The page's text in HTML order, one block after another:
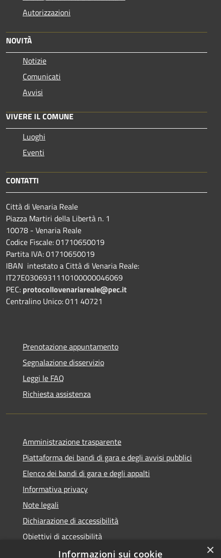
Autorizzazioni
NOVITÀ
Notizie
Comunicati
Avvisi
VIVERE IL COMUNE
Luoghi
Eventi
CONTATTI
Città di Venaria Reale
Piazza Martiri della Libertà n. 1
10078 - Venaria Reale
Codice Fiscale: 01710650019
Partita IVA: 01710650019
IBAN intestato a Città di Venaria Reale:
IT27E0306931110100000046069
PEC: protocollovenariareale@pec.it
Centralino Unico: 011 40721
Prenotazione appuntamento
Segnalazione disservizio
Leggi le FAQ
Richiesta assistenza
Amministrazione trasparente
Piattaforma dei bandi di gara e degli avvisi pubblici
Elenco dei bandi di gara e degli appalti
Informativa privacy
Note legali
Dichiarazione di accessibilità
Obiettivi di accessibilità
×
Informazioni sui cookie